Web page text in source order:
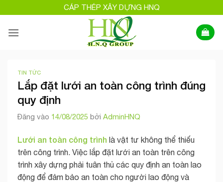
qua
nội
CÁP THÉP XÂY DỰNG HNQ
TIN TỨC
Lắp đặt lưới an toàn công trình đúng
quy định
Đăng vào 14/08/2025 bởi AdminHNQ
Lưới an toàn công trình là vật tư không thể thiếu
trên công trình. Việc lắp đặt lưới an toàn trên công
trình xây dựng phải tuân thủ các quy định an toàn lao
động để đảm bảo an toàn cho người lao động và